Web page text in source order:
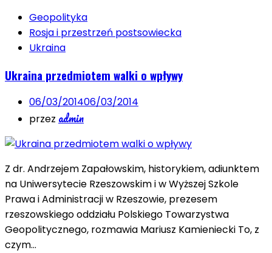
Geopolityka
Rosja i przestrzeń postsowiecka
Ukraina
Ukraina przedmiotem walki o wpływy
06/03/201406/03/2014
przez admin
Z dr. Andrzejem Zapałowskim, historykiem, adiunktem
na Uniwersytecie Rzeszowskim i w Wyższej Szkole
Prawa i Administracji w Rzeszowie, prezesem
rzeszowskiego oddziału Polskiego Towarzystwa
Geopolitycznego, rozmawia Mariusz Kamieniecki To, z
czym…